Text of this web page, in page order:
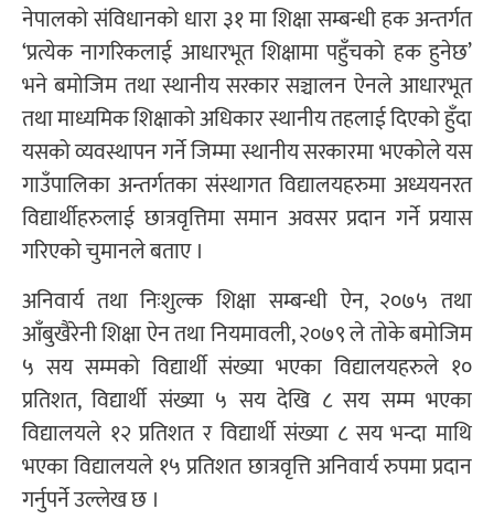
नेपालको संविधानको धारा ३१ मा शिक्षा सम्बन्धी हक अन्तर्गत
‘प्रत्येक नागरिकलाई आधारभूत शिक्षामा पहुँचको हक हुनेछ’
भने बमोजिम तथा स्थानीय सरकार सञ्चालन ऐनले आधारभूत
तथा माध्यमिक शिक्षाको अधिकार स्थानीय तहलाई दिएको हुँदा
यसको व्यवस्थापन गर्ने जिम्मा स्थानीय सरकारमा भएकोले यस
गाउँपालिका अन्तर्गतका संस्थागत विद्यालयहरुमा अध्ययनरत
विद्यार्थीहरुलाई छात्रवृत्तिमा समान अवसर प्रदान गर्ने प्रयास
गरिएको चुमानले बताए ।
अनिवार्य तथा निःशुल्क शिक्षा सम्बन्धी ऐन, २०७५ तथा
आँबुखैरेनी शिक्षा ऐन तथा नियमावली, २०७९ ले तोके बमोजिम
५ सय सम्मको विद्यार्थी संख्या भएका विद्यालयहरुले १०
प्रतिशत, विद्यार्थी संख्या ५ सय देखि ८ सय सम्म भएका
विद्यालयले १२ प्रतिशत र विद्यार्थी संख्या ८ सय भन्दा माथि
भएका विद्यालयले १५ प्रतिशत छात्रवृत्ति अनिवार्य रुपमा प्रदान
गर्नुपर्ने उल्लेख छ ।